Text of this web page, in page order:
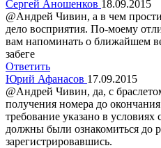
Сергей Аношенков 18.09.2015
@Андрей Чивин, а в чем
дело восприятия. По-моему
вам напоминать о ближайшем
забеге
Ответить
Юрий Афанасов 17.09.2015
@Андрей Чивин, да, с
получения номера до
требование указано в
должны были ознакомиться до
зарегистрировавшись.